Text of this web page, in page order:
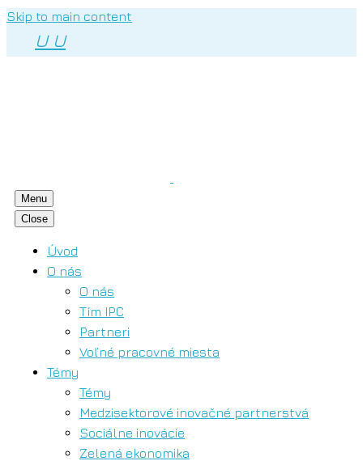
Skip to main content
U U
Menu
Close
Úvod
O nás
O nás
Tím IPC
Partneri
Voľné pracovné miesta
Témy
Témy
Medzisektorové inovačné partnerstvá
Sociálne inovácie
Zelená ekonomika